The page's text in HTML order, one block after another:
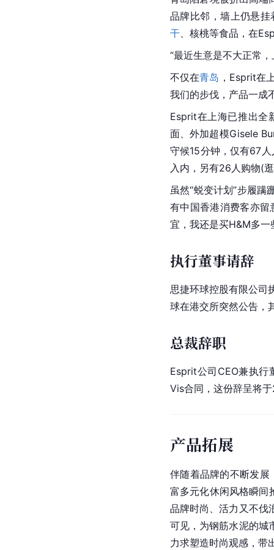
品牌比邻，墙上仍悬
干、核桃等食品，在
“最近生意是不大正常
不仅在青岛 ，Esprit在
我们的步伐，产品一成
Esprit在上海已推出全
面、外加超模Gisele
守候15分钟，仅有67
入内，另有26人购物(
虽然“蜕变计划”步履蹒
有中国香港消费客亦留
宜，我还是买H&M多一
执行董事请辞
思捷环球控股有限公司
球在港交所突然公告，
总裁辞职
Esprit公司CEO兼执行
Vis合同，这份辞呈将
产品拓展
伴随着品牌的不断发展
富多元化休闲风格瞬间
品牌时尚、活力又不伐
可见，为钢筋水泥的城
力求塑造时尚观感，带